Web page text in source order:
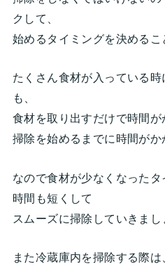
クして、
始めるタイミングを決めるこ
たくさん食材が入っている
も、
食材を取り出すだけで時間
掃除を始めるまでに時間がか
なので食材が少なくなった
時間も短くして
スムーズに掃除していきまし
また冷蔵庫内を掃除する際